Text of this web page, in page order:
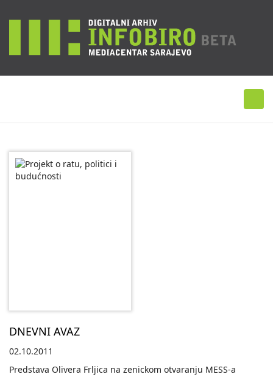
DNEVNI AVAZ
02.10.2011
Predstava Olivera Frljica na zenickom otvaranju MESS-a